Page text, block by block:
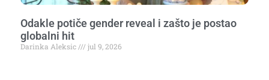
Odakle potiče gender reveal i zašto je postao
globalni hit
Darinka Aleksic jul 9, 2026